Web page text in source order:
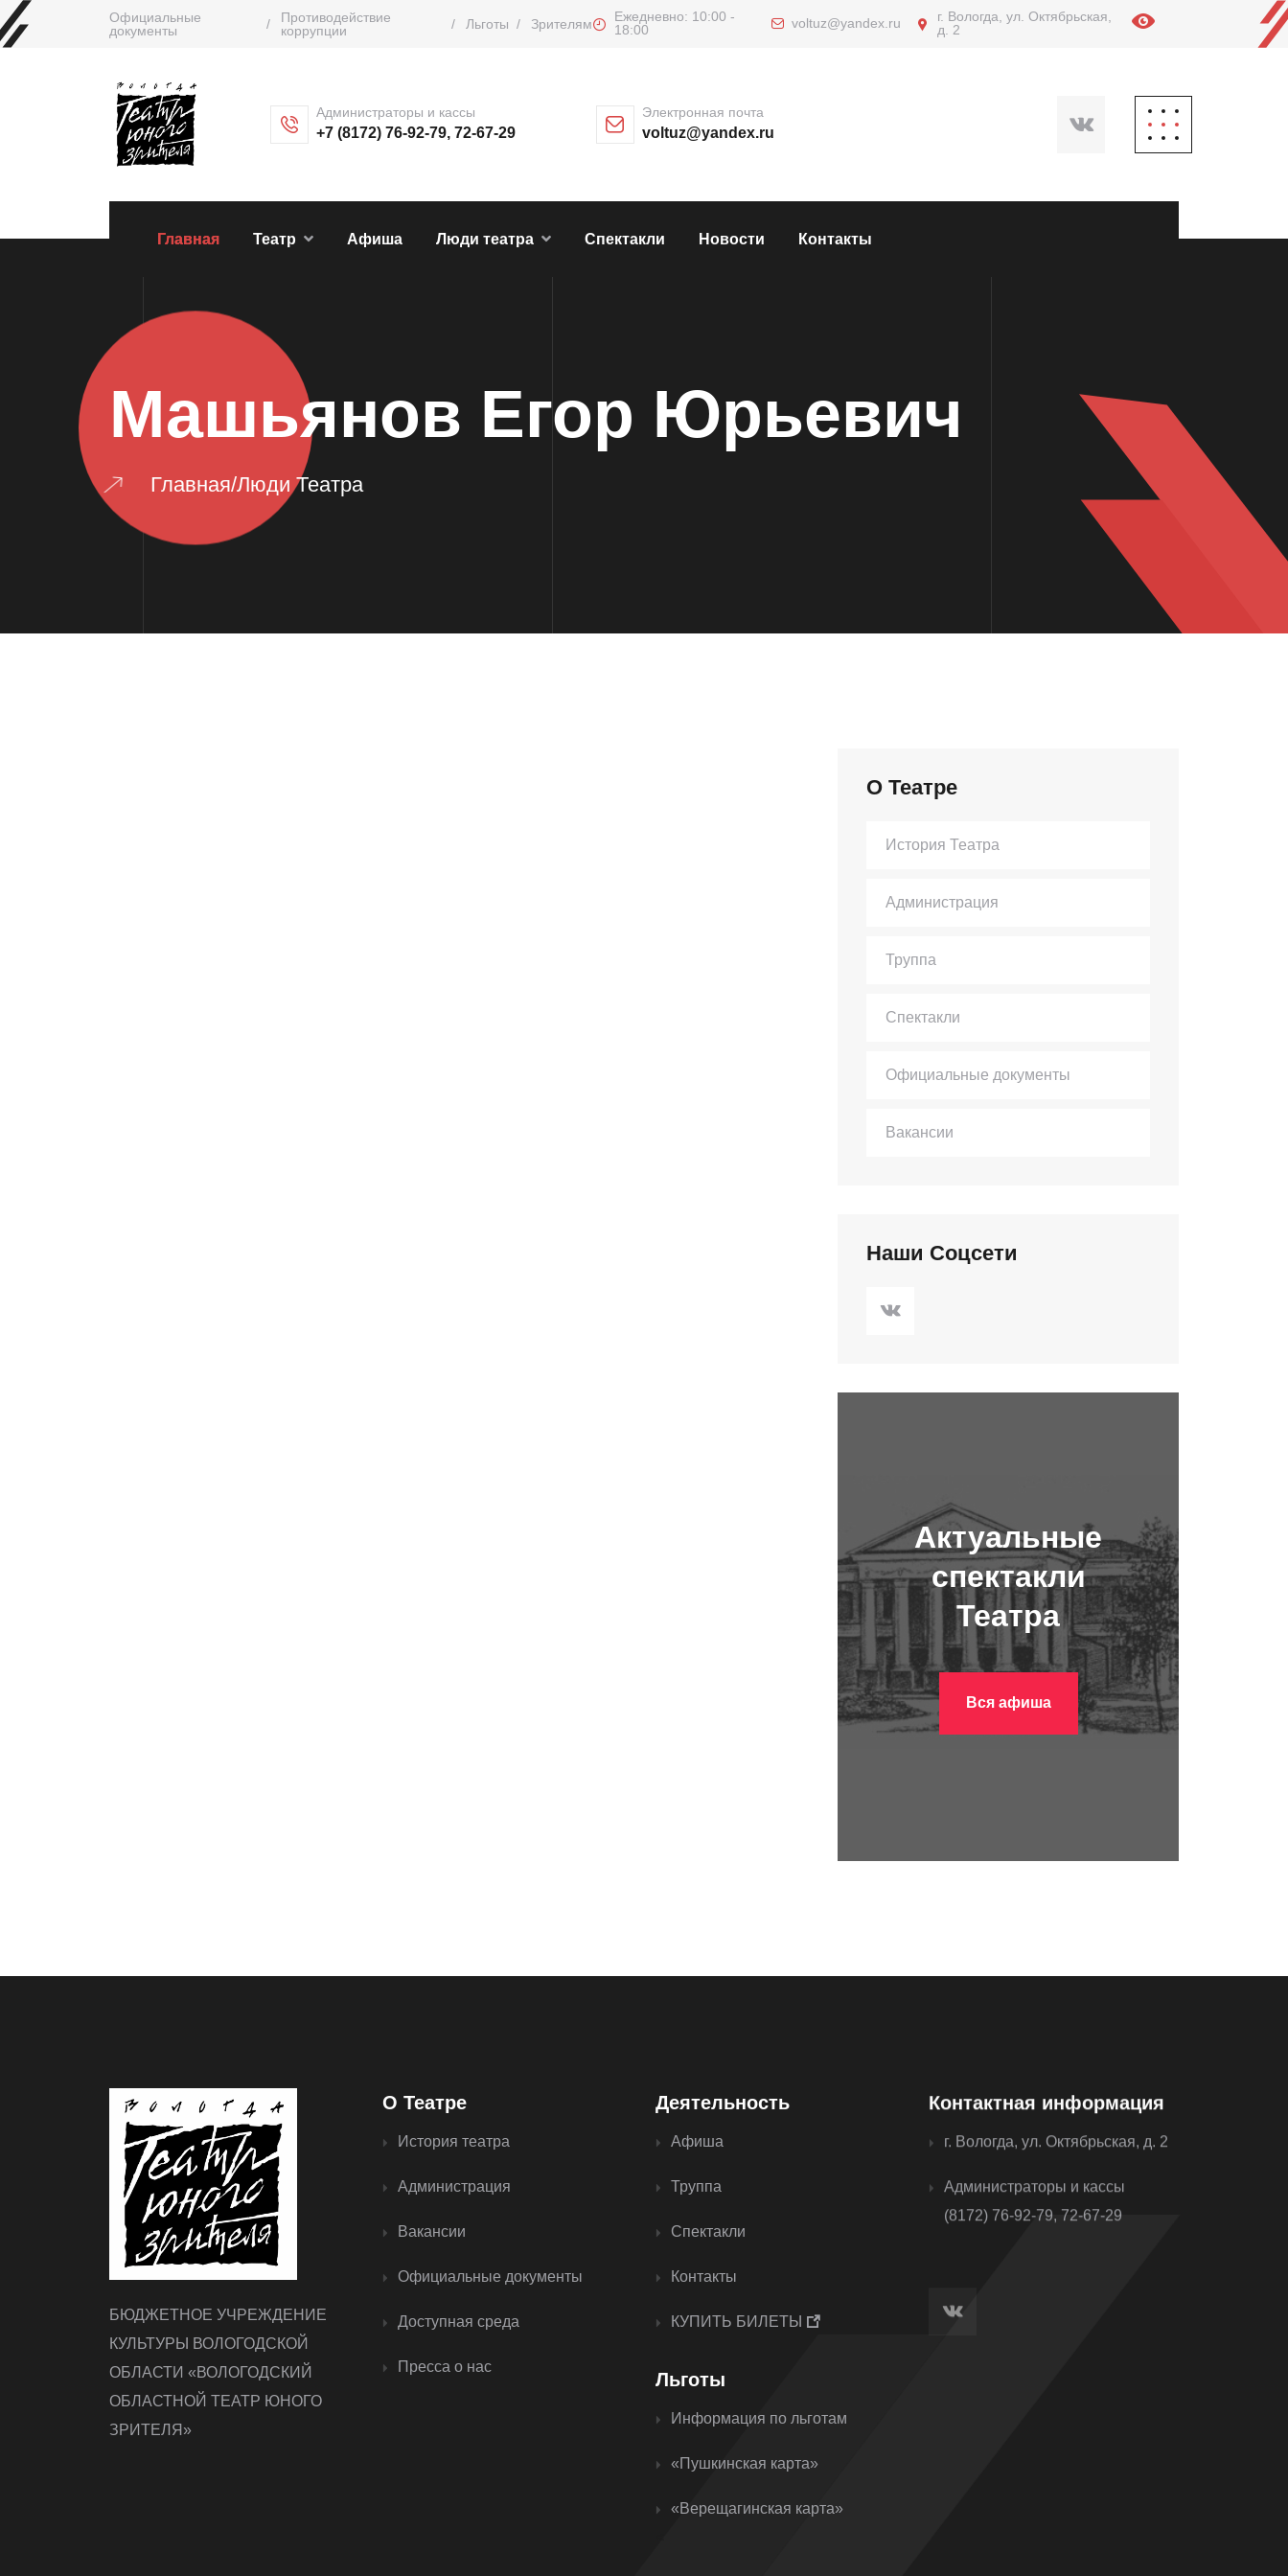
Официальные
документы
/
Противодействие
коррупции
/ Льготы / Зрителям
Ежедневно: 10:00 -
18:00
voltuz@yandex.ru
г. Вологда, ул. Октябрьская,
д. 2
Администраторы и кассы
+7 (8172) 76-92-79, 72-67-29
Электронная почта
voltuz@yandex.ru
Главная Театр Афиша Люди театра Спектакли Новости Контакты
Машьянов Егор Юрьевич
Главная/Люди Театра
О Театре
История Театра
Администрация
Труппа
Спектакли
Официальные документы
Вакансии
Наши Соцсети
Актуальные
спектакли
Театра
Вся афиша
БЮДЖЕТНОЕ УЧРЕЖДЕНИЕ
КУЛЬТУРЫ ВОЛОГОДСКОЙ
ОБЛАСТИ «ВОЛОГОДСКИЙ
ОБЛАСТНОЙ ТЕАТР ЮНОГО
ЗРИТЕЛЯ»
О Театре
История театра
Администрация
Вакансии
Официальные документы
Доступная среда
Пресса о нас
Деятельность
Афиша
Труппа
Спектакли
Контакты
КУПИТЬ БИЛЕТЫ
Льготы
Информация по льготам
«Пушкинская карта»
«Верещагинская карта»
Контактная информация
г. Вологда, ул. Октябрьская, д. 2
Администраторы и кассы
(8172) 76-92-79, 72-67-29